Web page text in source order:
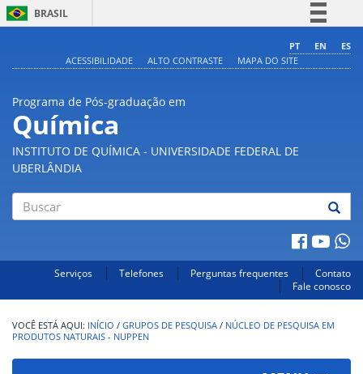
BRASIL
Comunica BR
PT EN
ES
ACESSIBILIDADE
ALTO CONTRASTE MAPA DO SITE
Programa de Pós-graduação em
Química
INSTITUTO DE QUÍMICA - UNIVERSIDADE FEDERAL DE
UBERLÂNDIA
Serviços Telefones Perguntas frequentes
Contato
Fale conosco
INÍCIO / GRUPOS DE PESQUISA / NÚCLEO DE PESQUISA EM
PRODUTOS NATURAIS - NUPPEN